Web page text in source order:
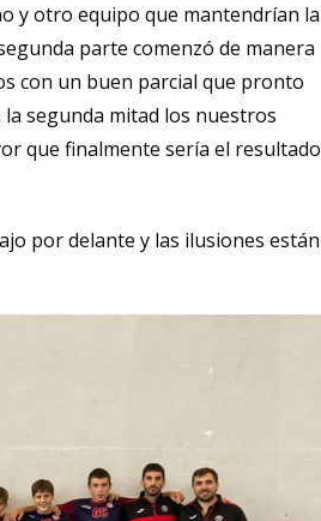
y otro equipo que mantendrían la
parte comenzó de manera
con un buen parcial que pronto
segunda mitad los nuestros
que finalmente sería el resultado
por delante y las ilusiones están